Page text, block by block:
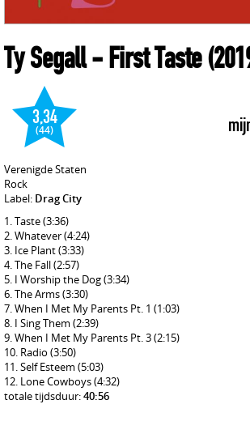
Ty Segall- First Taste
3,34
(44)
Verenigde Staten
Rock
Label: Drag City
Taste(3:36)
Whatever(4:24)
Ice Plant(3:33)
The Fall(2:57)
I Worship the Dog(3:34)
The Arms(3:30)
When I Met My Parents Pt. 1 (1:03)
I Sing Them (2:39)
When I Met My Parents Pt. 3(2:15)
Radio (3:50)
Self Esteem (5:03)
Lone Cowboys(4:32)
totale tijdsduur:40:56